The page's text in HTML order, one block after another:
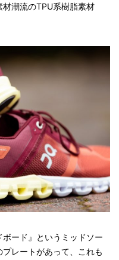
潮流のTPU系樹脂素材
ード』というミッドソー
レートがあって、これも